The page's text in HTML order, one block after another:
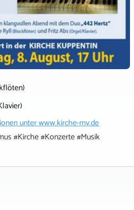
unterwww.kirche-mv.de
#Kirche #Konzerte #Musik